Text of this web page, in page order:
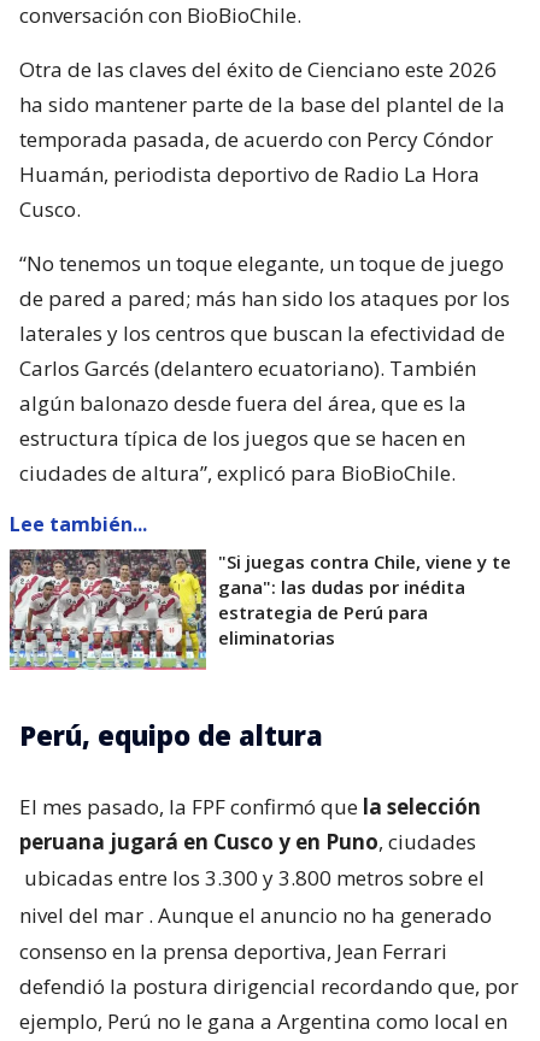
conversación con BioBioChile.
Otra de las claves del éxito de Cienciano este 2026
ha sido mantener parte de la base del plantel de la
temporada pasada, de acuerdo con Percy Cóndor
Huamán, periodista deportivo de Radio La Hora
Cusco.
“No tenemos un toque elegante, un toque de juego
de pared a pared; más han sido los ataques por los
laterales y los centros que buscan la efectividad de
Carlos Garcés (delantero ecuatoriano). También
algún balonazo desde fuera del área, que es la
estructura típica de los juegos que se hacen en
ciudades de altura”, explicó para BioBioChile.
Lee también...
"Si juegas contra Chile, viene y te
gana": las dudas por inédita
estrategia de Perú para
eliminatorias
Perú, equipo de altura
El mes pasado, la FPF confirmó que la selección
peruana jugará en Cusco y en Puno, ciudades
ubicadas entre los 3.300 y 3.800 metros sobre el
nivel del mar . Aunque el anuncio no ha generado
consenso en la prensa deportiva, Jean Ferrari
defendió la postura dirigencial recordando que, por
ejemplo, Perú no le gana a Argentina como local en